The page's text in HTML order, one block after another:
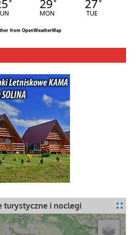
° 29°
MON
27°
TUE
from OpenWeatherMap
turystyczne i noclegi